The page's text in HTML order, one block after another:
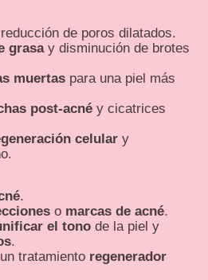
de poros dilatados.
grasay disminución de brotes
muertas para una piel más
post-acné y cicatrices
celular y
.
o marcas de acné.
el tono de la piel y
.
tratamiento regenerador